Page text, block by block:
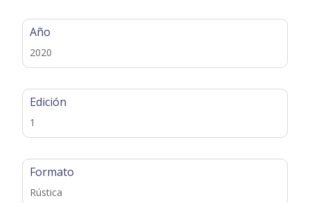
Año
2020
Edición
1
Formato
Rústica